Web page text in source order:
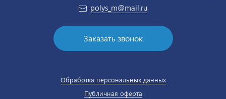
polys_m@mail.ru
Заказать звонок
Обработка персональных данных
Публичная оферта